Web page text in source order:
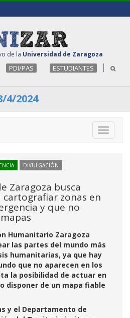
de la Universidad de Zaragoza
PDI/PAS ESTUDIANTES
4/2024
Toggle
DIVULGACIÓN
Zaragoza busca
zonas en
y que no
Humanitario Zaragoza
las partes del mundo más
humanitarias, ya que hay
que no aparecen en los
la posibilidad de actuar en
disponer de un mapa fiable
y el Departamento de